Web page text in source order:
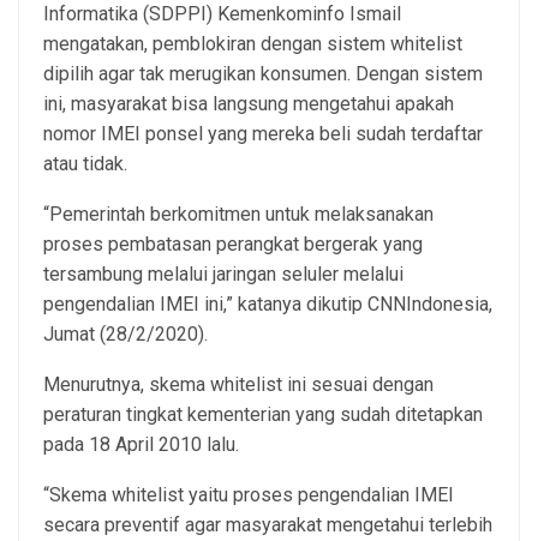
Informatika (SDPPI) Kemenkominfo Ismail
mengatakan, pemblokiran dengan sistem whitelist
dipilih agar tak merugikan konsumen. Dengan sistem
ini, masyarakat bisa langsung mengetahui apakah
nomor IMEI ponsel yang mereka beli sudah terdaftar
atau tidak.
“Pemerintah berkomitmen untuk melaksanakan
proses pembatasan perangkat bergerak yang
tersambung melalui jaringan seluler melalui
pengendalian IMEI ini,” katanya dikutip CNNIndonesia,
Jumat (28/2/2020).
Menurutnya, skema whitelist ini sesuai dengan
peraturan tingkat kementerian yang sudah ditetapkan
pada 18 April 2010 lalu.
“Skema whitelist yaitu proses pengendalian IMEI
secara preventif agar masyarakat mengetahui terlebih